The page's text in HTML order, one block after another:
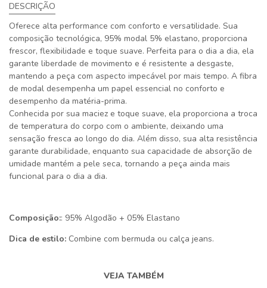
DESCRIÇÃO
Oferece alta performance com conforto e versatilidade. Sua
composição tecnológica, 95% modal 5% elastano, proporciona
frescor, flexibilidade e toque suave. Perfeita para o dia a dia, ela
garante liberdade de movimento e é resistente a desgaste,
mantendo a peça com aspecto impecável por mais tempo. A fibra
de modal desempenha um papel essencial no conforto e
desempenho da matéria-prima.
Conhecida por sua maciez e toque suave, ela proporciona a troca
de temperatura do corpo com o ambiente, deixando uma
sensação fresca ao longo do dia. Além disso, sua alta resistência
garante durabilidade, enquanto sua capacidade de absorção de
umidade mantém a pele seca, tornando a peça ainda mais
funcional para o dia a dia.
Composição:: 95% Algodão + 05% Elastano
Dica de estilo: Combine com bermuda ou calça jeans.
VEJA TAMBÉM